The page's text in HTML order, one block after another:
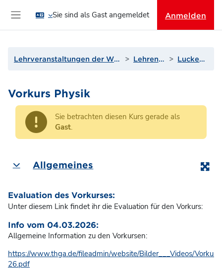
Sie sind als Gast angemeldet Anmelden
Lehrveranstaltungen der Wissenschaftsbereiche Lehrende I bis L Luckey, Joshua
Vorkurs Physik
Sie betrachten diesen Kurs gerade als
Gast.
Abschnittsübersicht
EinklappenAllgemeines
Evaluation des Vorkurses:
Unter diesem Link findet ihr die Evaluation für den Vorkurs:
Info vom 04.03.2026:
Allgemeine Information zu den Vorkursen:
https://www.thga.de/fileadmin/website/Bilder___Videos/
26.pdf